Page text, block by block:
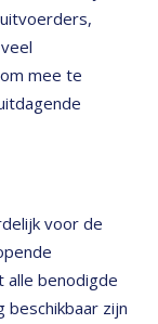
mee te
voor de
benodigde
beschikbaar zijn